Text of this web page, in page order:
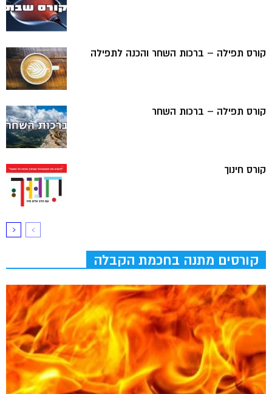
קורס תפילה – ברכות השחר והכנה לתפילה
קורס תפילה – ברכות השחר
קורס חינוך
קורסים מתנה בחכמת הקבלה